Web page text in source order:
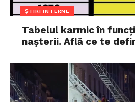
ȘTIRI INTERNE
Tabelul karmic în
nașterii. Află ce te